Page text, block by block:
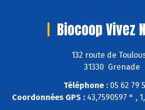
Biocoop Vivez
132 route de
31330 Grenade
Téléphone :05 62 79
Coordonnées GPS :43,7590597 ° ,